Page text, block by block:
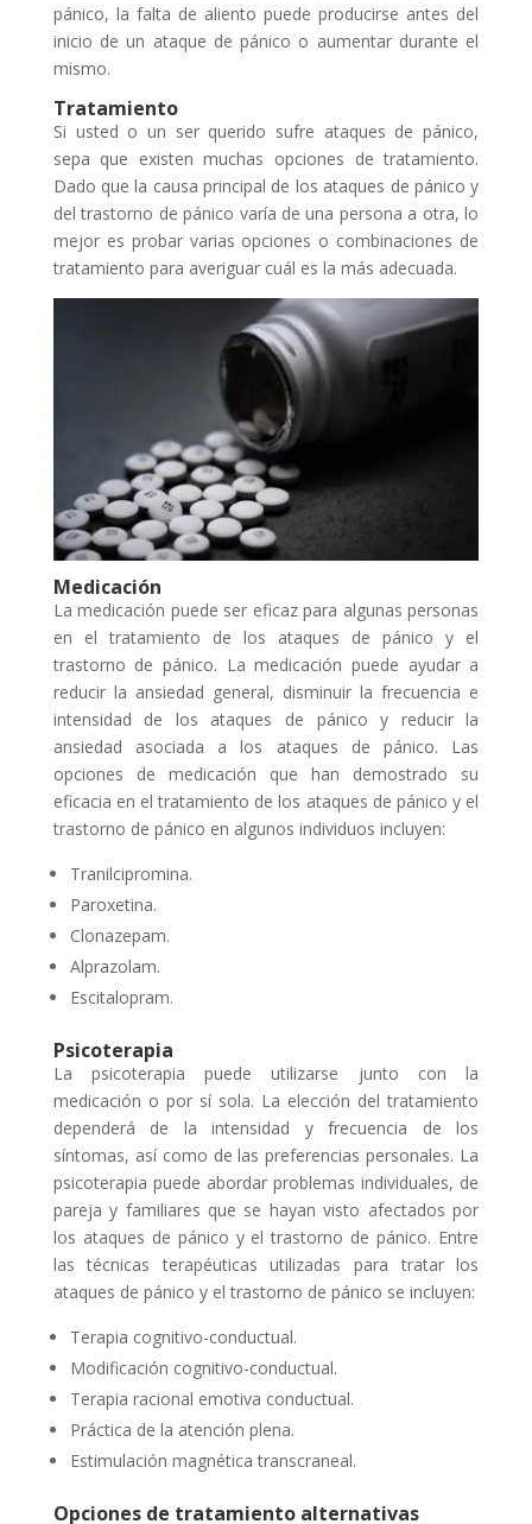
pánico, la falta de aliento puede producirse antes del
inicio de un ataque de pánico o aumentar durante el
mismo.
Tratamiento
Si usted o un ser querido sufre ataques de pánico,
sepa que existen muchas opciones de tratamiento.
Dado que la causa principal de los ataques de pánico y
del trastorno de pánico varía de una persona a otra, lo
mejor es probar varias opciones o combinaciones de
tratamiento para averiguar cuál es la más adecuada.
Medicación
La medicación puede ser eficaz para algunas personas
en el tratamiento de los ataques de pánico y el
trastorno de pánico. La medicación puede ayudar a
reducir la ansiedad general, disminuir la frecuencia e
intensidad de los ataques de pánico y reducir la
ansiedad asociada a los ataques de pánico. Las
opciones de medicación que han demostrado su
eficacia en el tratamiento de los ataques de pánico y el
trastorno de pánico en algunos individuos incluyen:
Tranilcipromina.
Paroxetina.
Clonazepam.
Alprazolam.
Escitalopram.
Psicoterapia
La psicoterapia puede utilizarse junto con la
medicación o por sí sola. La elección del tratamiento
dependerá de la intensidad y frecuencia de los
síntomas, así como de las preferencias personales. La
psicoterapia puede abordar problemas individuales, de
pareja y familiares que se hayan visto afectados por
los ataques de pánico y el trastorno de pánico. Entre
las técnicas terapéuticas utilizadas para tratar los
ataques de pánico y el trastorno de pánico se incluyen:
Terapia cognitivo-conductual.
Modificación cognitivo-conductual.
Terapia racional emotiva conductual.
Práctica de la atención plena.
Estimulación magnética transcraneal.
Opciones de tratamiento alternativas